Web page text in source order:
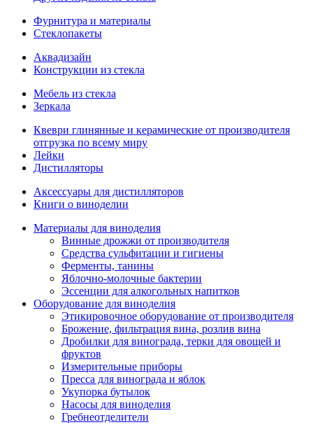
Фурнитура и материалы
Стеклопакеты
Аквадизайн
Конструкции из стекла
Мебель из стекла
Зеркала
Квеври глинянные и керамические от производителя
отгрузка по всему миру
Лейки
Дистилляторы
Аксессуары для дистилляторов
Книги о виноделии
Материалы для виноделия
Винные дрожжи от производителя
Средства сульфитации и гигиены
Ферменты, танины
Яблочно-молочные бактерии
Эссенции для алкогольных напитков
Оборудование для виноделия
Этикировочное оборудование от производителя
Брожение, фильтрация вина, розлив вина
Дробилки для винограда, терки для овощей и
фруктов
Измерительные приборы
Пресса для винограда и яблок
Укупорка бутылок
Насосы для виноделия
Гребнеотделители